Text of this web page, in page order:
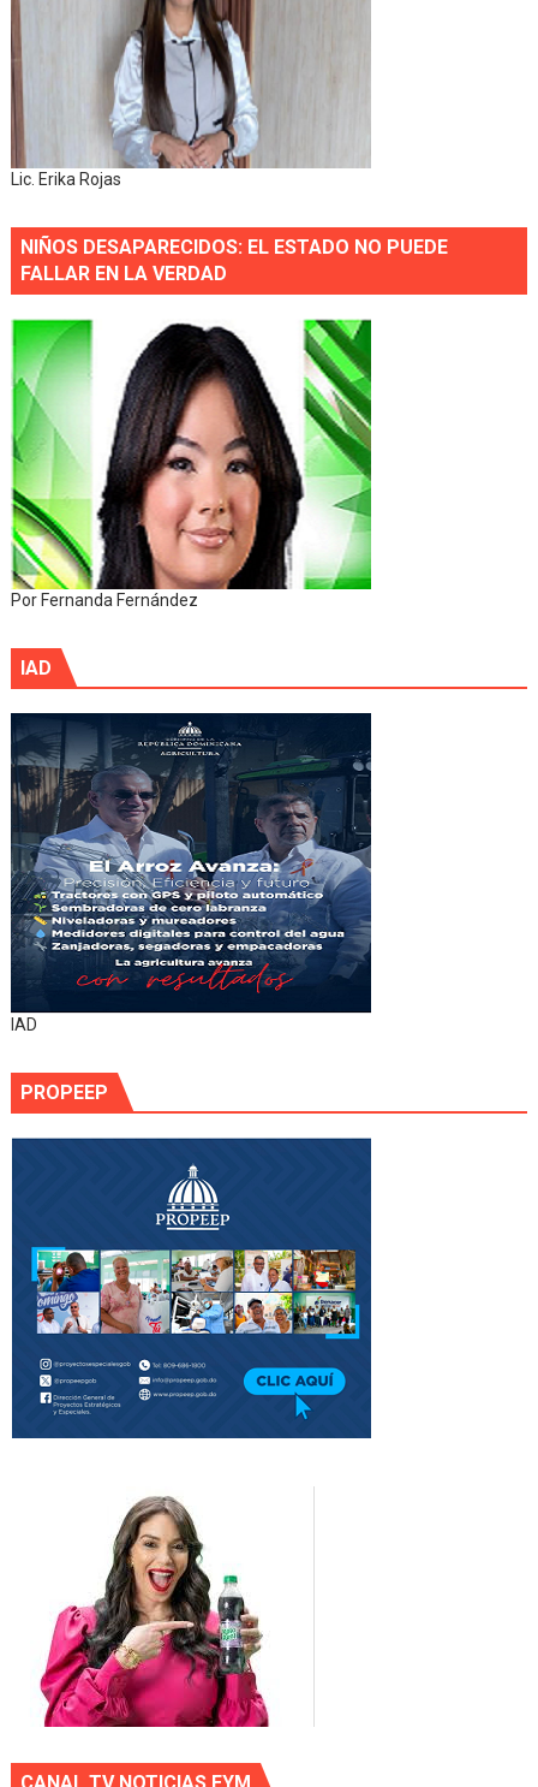
Lic. Erika Rojas
NIÑOS DESAPARECIDOS: EL ESTADO NO PUEDE
FALLAR EN LA VERDAD
Por Fernanda Fernández
IAD
IAD
PROPEEP